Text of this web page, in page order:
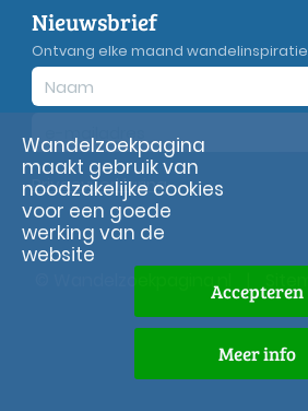
Nieuwsbrief
Ontvang elke maand wandelinspiratie
Privacyverklaring
© Wandelzoekpagina.nl
Wandelzoekpagina
maakt gebruik van
noodzakelijke cookies
voor een goede
werking van de
website
Accepteren
Meer info